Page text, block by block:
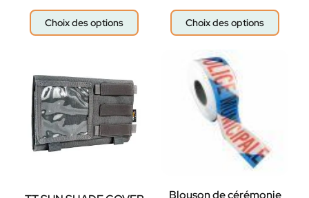
Choix des options Choix des options
Blouson de cérémonie